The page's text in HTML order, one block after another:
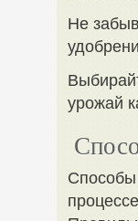
Не
урожай
Способы